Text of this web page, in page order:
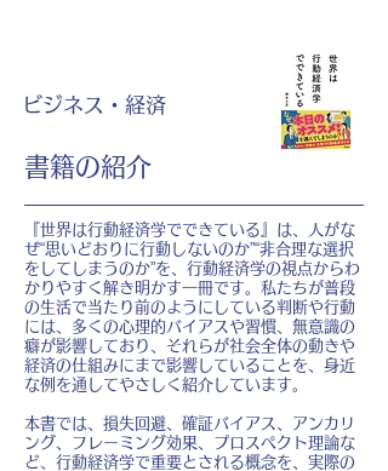
ビジネス・経済
書籍の紹介
『世界は行動経済学でできている』は、人がな
ぜ“思いどおりに行動しないのか”“非合理な選択
をしてしまうのか”を、行動経済学の視点からわ
かりやすく解き明かす一冊です。私たちが普段
の生活で当たり前のようにしている判断や行動
には、多くの心理的バイアスや習慣、無意識の
癖が影響しており、それらが社会全体の動きや
経済の仕組みにまで影響していることを、身近
な例を通してやさしく紹介しています。
本書では、損失回避、確証バイアス、アンカリ
ング、フレーミング効果、プロスペクト理論な
ど、行動経済学で重要とされる概念を、実際の